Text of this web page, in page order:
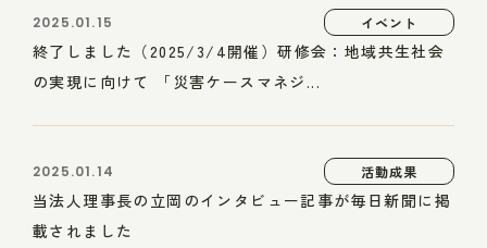
2025.01.15 イベント
終了しました（2025/3/4開催）研修会：地域共生社会
の実現に向けて 「災害ケースマネジ...
2025.01.14 活動成果
当法人理事長の立岡のインタビュー記事が毎日新聞に掲
載されました